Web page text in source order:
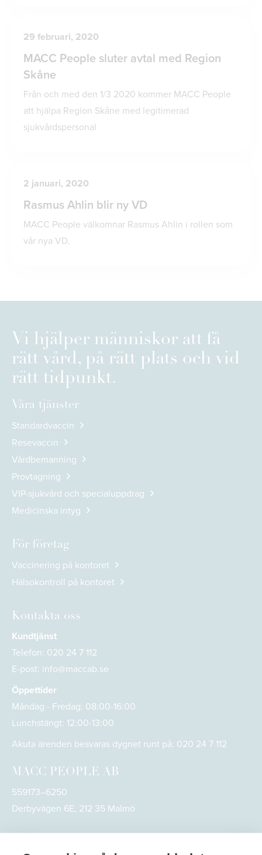
29 februari, 2020
MACC People sluter avtal med Region
Skåne
Från och med den 1/3 2020 kommer MACC People
att hjälpa Region Skåne med legitimerad
sjukvårdspersonal
2 januari, 2020
Rasmus Ahlin blir ny VD
MACC People välkomnar Rasmus Ahlin i rollen som
vår nya VD.
Vi hjälper människor att få
rätt vård, på rätt plats och vid
rätt tidpunkt.
Våra tjänster
Standardvaccin
Resevaccin
Vårdbemanning
Provtagning
VIP-sjukvård och specialuppdrag
Medicinska intyg
För företag
Vaccinering på kontoret
Hälsokontroll på kontoret
Kontakta oss
Kundtjänst
Telefon: 020 24 7 112
E-post: info@maccab.se
Öppettider
Måndag - Fredag: 08:00-16:00
Lunchstängt: 12:00-13:00
Akuta ärenden besvaras dygnet runt på: 020 24 7 112
MACC PEOPLE AB
559173–6250
Derbyvägen 6E, 212 35 Malmö